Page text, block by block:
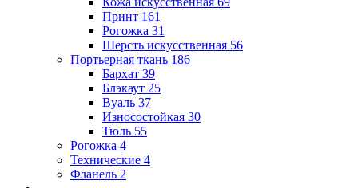
Принт 161
Рогожка 31
Шерсть искусственная 56
Портьерная ткань 186
Бархат 39
Блэкаут 25
Вуаль 37
Износостойкая 30
Тюль 55
Рогожка 4
Технические 4
Фланель 2